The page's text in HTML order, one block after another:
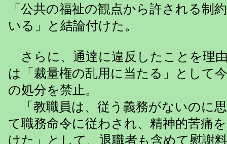
「公共の福祉の観点から許される制
いる」と結論付けた。
さらに、通達に違反したことを理
は「裁量権の乱用に当たる」として
の処分を禁止。
「教職員は、従う義務がないのに
て職務命令に従わされ、精神的苦痛
けた」として、退職者も含めて慰謝